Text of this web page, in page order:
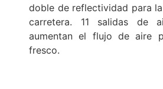
doble de reflectividad para
carretera. 11 salidas de
aumentan el flujo de aire
fresco.